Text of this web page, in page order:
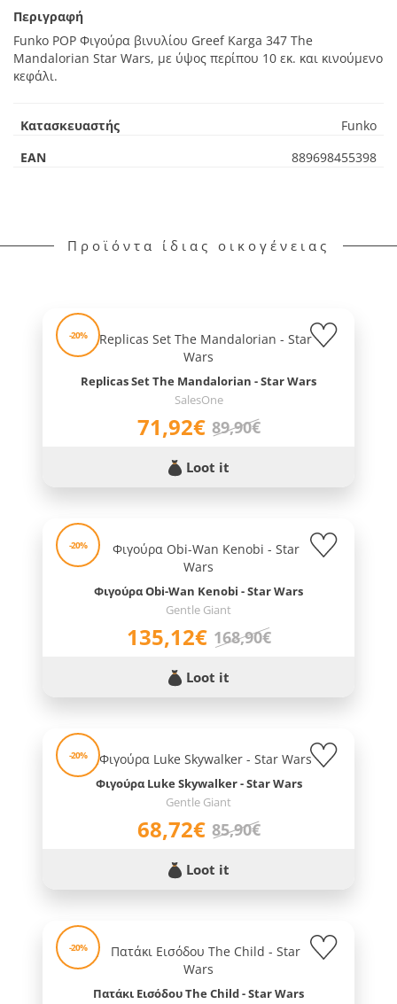
Περιγραφή
Funko POP Φιγούρα βινυλίου Greef Karga 347 The
Mandalorian Star Wars, με ύψος περίπου 10 εκ. και κινούμενο
κεφάλι.
Κατασκευαστής
Funko
EAN
889698455398
Προϊόντα ίδιας οικογένειας
-20%
Replicas Set The Mandalorian - Star Wars
SalesOne
71,92€ 89,90€
Loot it
-20%
Φιγούρα Obi-Wan Kenobi - Star Wars
Gentle Giant
135,12€ 168,90€
Loot it
-20%
Φιγούρα Luke Skywalker - Star Wars
Gentle Giant
68,72€ 85,90€
Loot it
-20%
Πατάκι Εισόδου The Child - Star Wars